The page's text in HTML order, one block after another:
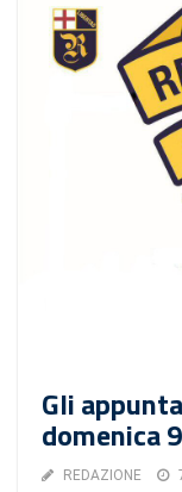
Gli
domenica
REDAZIONE